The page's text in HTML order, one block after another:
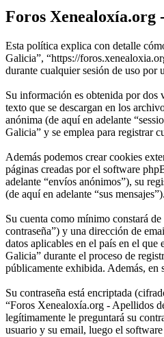
Foros
Esta política explica con detalle
Galicia”, “https://
durante cualquier sesión de uso por
Su información es obtenida por dos
texto que se descargan en los
anónima (de aquí en adelante
Galicia” y se emplea para registrar
Además podemos crear cookies
páginas creadas por el software
adelante “envíos anónimos”), su
(de aquí en adelante “sus mensajes”).
Su cuenta como mínimo constará
contraseña”) y una dirección de
datos aplicables en el país en el
Galicia” durante el proceso de
públicamente exhibida. Además, en
Su contraseña está encriptada
“Foros Xenealoxía.org - Apellidos
legítimamente le preguntará su
usuario y su email, luego el